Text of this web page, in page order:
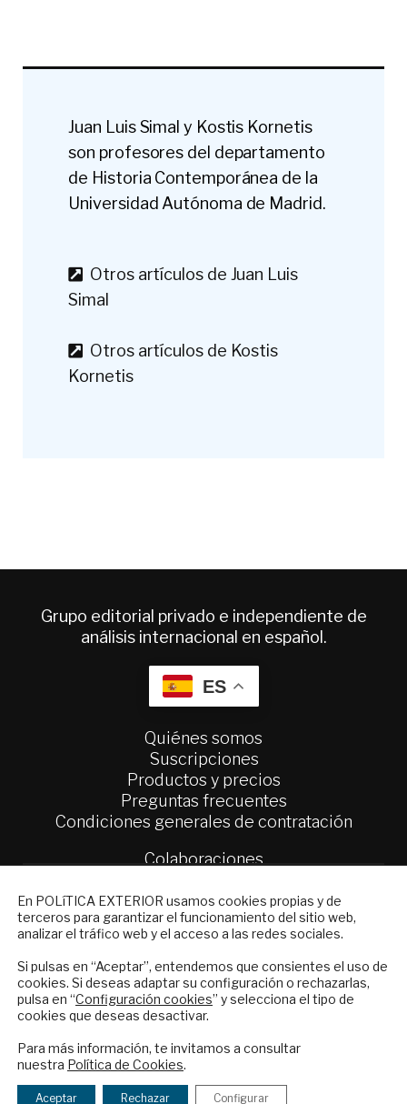
Juan Luis Simal y Kostis Kornetis
son profesores del departamento
de Historia Contemporánea de la
Universidad Autónoma de Madrid.
Otros artículos de Juan Luis
Simal
Otros artículos de Kostis
Kornetis
Grupo editorial privado e independiente de
análisis internacional en español.
ES
Quiénes somos
Suscripciones
Productos y precios
Preguntas frecuentes
Condiciones generales de contratación
Colaboraciones
Contacto
Política Exterior
Informe Semanal de Política Exterior
Afkar/Ideas
© 2026 - Fundación Análisis de Política
Legal|Política de Privacidad y de Cookies
En POLíTICA EXTERIOR usamos cookies propias y de
terceros para garantizar el funcionamiento del sitio web,
analizar el tráfico web y el acceso a las redes sociales.
Si pulsas en “Aceptar”, entendemos que consientes el uso de
cookies. Si deseas adaptar su configuración o rechazarlas,
pulsa en “Configuración cookies” y selecciona el tipo de
cookies que deseas desactivar.
Para más información, te invitamos a consultar
nuestra Política de Cookies.
Aceptar Rechazar Configurar
NEWSLETTER
Suscríbase a nuestro boletín electrónico y
reciba en su correo el mejor análisis
internacional en español.
Checkbox
acepto
política de privacidad